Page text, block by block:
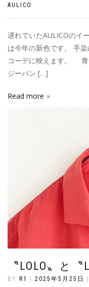
AULICO
遅れていたAULICOのイ
は今年の新色です。 手
コーデに映えます。 青
ジーパン […]
Read more
〝LOLO〟と〝
BY R1 2025年5月25日